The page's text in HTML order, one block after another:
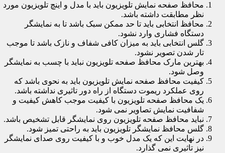
محافظ صفحه نمایش تلویزیون باید با مدل و اینچ تلویزیون مورد
نظر مطابقت داشته باشد.
محافظ انتخابی باید تا حد ممکن سبک باشد تا به نمایشگر
دستگاه فشاری وارد نشود.
گلس انتخابی باید به میزان کافی شفاف و نازک باشد تا موجب
تار شدن تصویر نشود.
بهترین مارک محافظ صفحه تلویزیون نباید با چسب به نمایشگر
وصل شود.
کیفیت محافظ صفحه نمایش تلویزیون باید به نحوی باشد که
روی عملکرد ریموت دستگاه از راه دور تاثیری نداشته باشد.
یک محافظ صفحه تلویزیون با کیفیت موجب کاهش کیفیت و
شفافیت نمایش تصاویر نمی شود.
نباید محافظ صفحه تلویزیون روی نمایشگر قابل تشخیص باشد.
گلس محافظ نمایشگر تلویزیون باید به راحتی تمیز شود.
در نهایت این که یک مدل خوب و با کیفیت روی صدای نمایشگر
نیز تاثیری نمی گذارد.